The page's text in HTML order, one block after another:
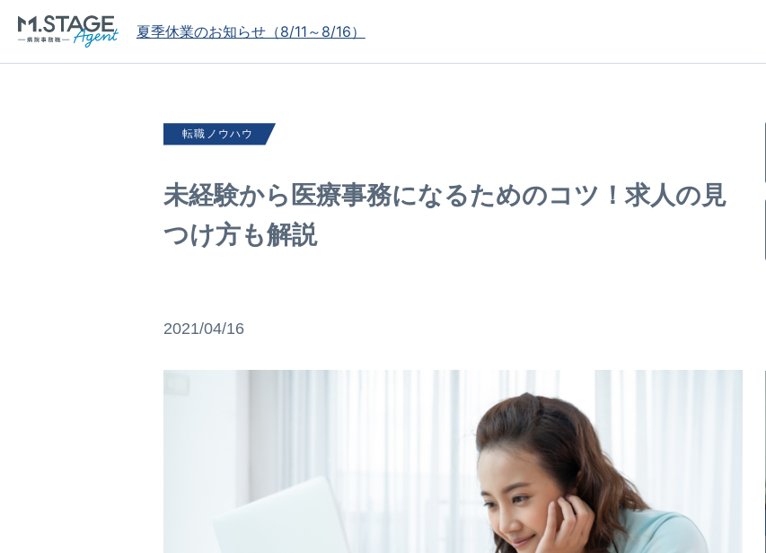
夏季休業のお知らせ（8/11～8/16）
転職ノウハウ
未経験から医療事務になるためのコツ！求人の見
つけ方も解説
2021/04/16